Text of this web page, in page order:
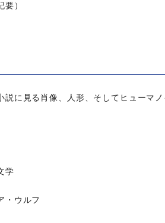
）
説に見る肖像、人形、そしてヒューマノ
学
・ウルフ